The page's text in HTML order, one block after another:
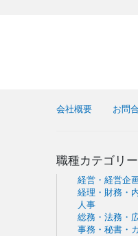
会社概要 お問
職種カテゴリ
経営・経営企
経理・財務・
人事
総務・法務・
事務・秘書・